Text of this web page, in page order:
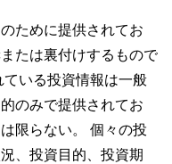
ために提供されてお
たは裏付けするもので
いる投資情報は一般
のみで提供されてお
限らない。 個々の投
、投資目的、投資期